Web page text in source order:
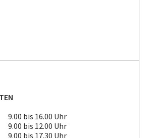
bis 16.00 Uhr
12.00 Uhr
17.30 Uhr